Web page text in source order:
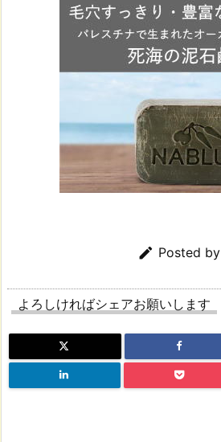
 Posted by
よろしければシェアお願いします